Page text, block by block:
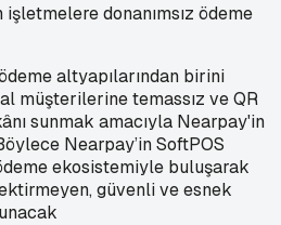
donanımsız ödeme
altyapılarından birini
müşterilerine temassız ve QR
sunmak amacıyla Nearpay'in
Nearpay’in SoftPOS
ekosistemiyle buluşarak
güvenli ve esnek